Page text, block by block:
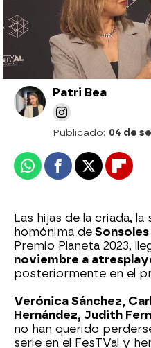
Patri Bea
Publicado: 04 de
WhatsappFacebook
X
Las hijas de la criada,
homónima de
Premio Planeta 2023,
noviembre a
posteriormente en el
Verónica Sánchez,
Hernández, Judith
no han querido
serie en el FesTVal y